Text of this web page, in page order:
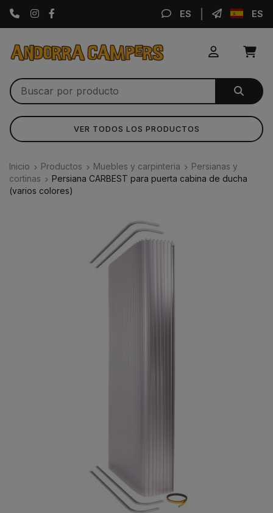
Instagram ES ES
VER TODOS LOS PRODUCTOS
Inicio Productos Muebles y carpinteria
Persianas y
cortinas
Persiana CARBEST para puerta cabina de ducha
(varios colores)